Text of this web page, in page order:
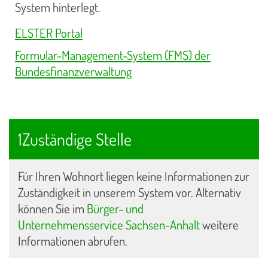
System hinterlegt.
ELSTER Portal
Formular-Management-System (FMS) der
Bundesfinanzverwaltung
1Zuständige Stelle
Für Ihren Wohnort liegen keine Informationen zur
Zuständigkeit in unserem System vor. Alternativ
können Sie im Bürger- und
Unternehmensservice Sachsen-Anhaltweitere
Informationen abrufen.